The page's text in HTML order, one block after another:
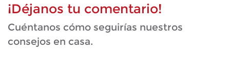
¡Déjanos tu comentario!
Cuéntanos cómo seguirías nuestros
consejos en casa.